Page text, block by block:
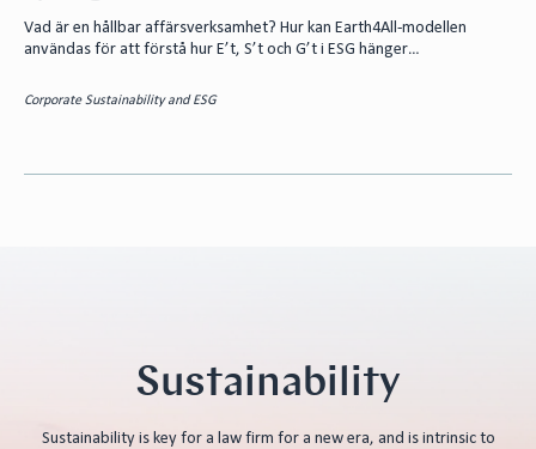
Vad är en hållbar affärsverksamhet? Hur kan Earth4All-modellen
användas för att förstå hur E’t, S’t och G’t i ESG hänger…
Corporate Sustainability and ESG
Sustainability
Sustainability is key for a law firm for a new era, and is intrinsic to